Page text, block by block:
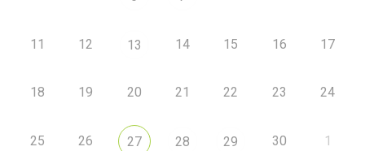
11 12 13 14 15 16 17
18 19 20 21 22 23 24
25 26 27 28 29 30 1